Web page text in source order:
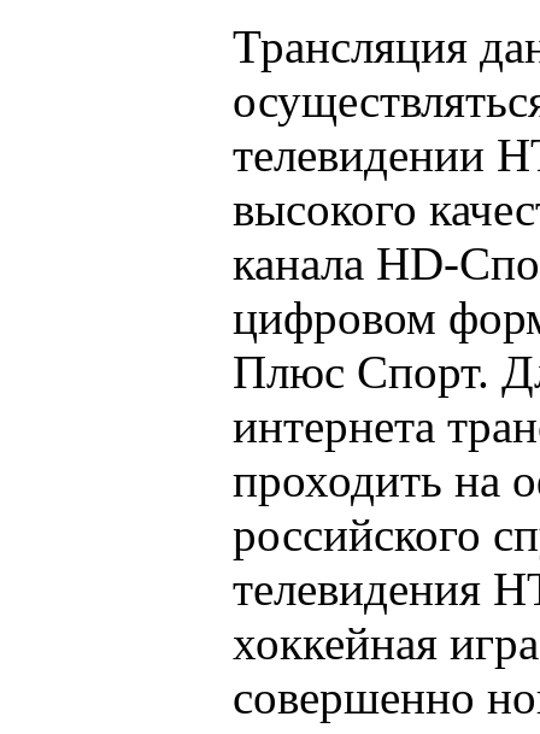
Трансляция
телевидении
высокого
канала HD-
цифровом
Плюс Спорт.
интернета
проходить на
российского
телевидения
хоккейная
совершенно